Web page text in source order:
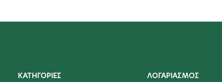
| Καραμέλες
ΚΑΤΗΓΟΡΙΕΣ
ΛΟΓΑΡΙΑΣΜΟΣ